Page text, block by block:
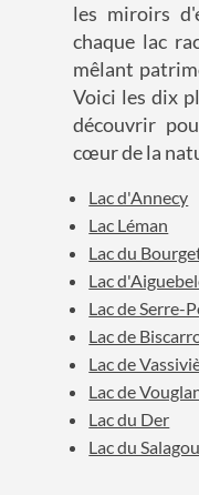
les miroirs
chaque lac
mêlant
Voici les dix
découvrir
cœur de la
Lac d'Annecy
Lac Léman
Lac du
Lac
Lac de Serre-
Lac de
Lac de
Lac de
Lac du Der
Lac du Salagou